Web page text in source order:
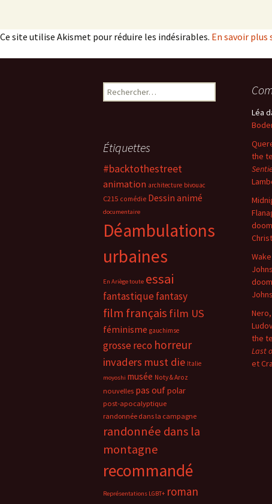
Ce site utilise Akismet pour réduire les indésirables. En savoir
Rechercher :
Léa
the
doom
doom
the
Last
et
Étiquettes
#backtothestreet
animation architecture bivouac
C215 comédie Dessin animé
documentaire
Déambulations
urbaines
En Ariège toute essai
fantastiquefantasy
film français film US
féminisme gauchimse
grosse reco horreur
invaders must die Italie
moyoshi musée Noty & Aroz
nouvelles pas oufpolar
post-apocalyptique
randonnée dans la campagne
randonnée dans la
montagne
recommandé
Représentations LGBT+ roman